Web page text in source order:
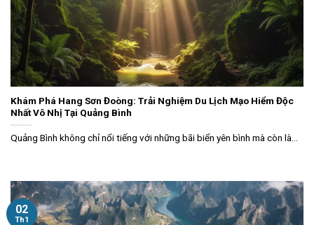
Khám Phá Hang Sơn Đoòng: Trải Nghiệm Du Lịch Mạo Hiểm Độc
Nhất Vô Nhị Tại Quảng Bình
Quảng Bình không chỉ nổi tiếng với những bãi biển yên bình mà còn là...
02
Th1